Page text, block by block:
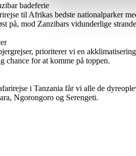
badeferie
til Afrikas bedste nationalparker
på, mod Zanzibars vidunderlige
prioriterer vi en
chance for at komme på toppen.
i Tanzania får vi alle de
Ngorongoro og Serengeti.